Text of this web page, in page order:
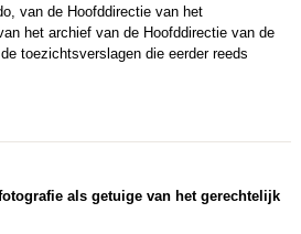
van de Hoofddirectie van het
het archief van de Hoofddirectie van de
toezichtsverslagen die eerder reeds
als getuige van het gerechtelijk